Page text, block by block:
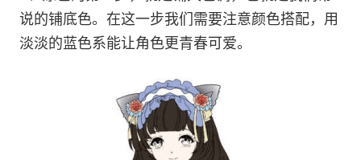
说的铺底色。在这一步我们需要注意颜色搭配，用
淡淡的蓝色系能让角色更青春可爱。